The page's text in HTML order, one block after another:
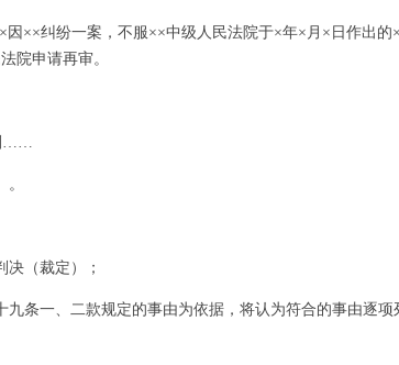
纠纷一案，不服××中级人民法院于×年×月×日作出的
院申请再审。
……
（裁定）；
一、二款规定的事由为依据，将认为符合的事由逐项